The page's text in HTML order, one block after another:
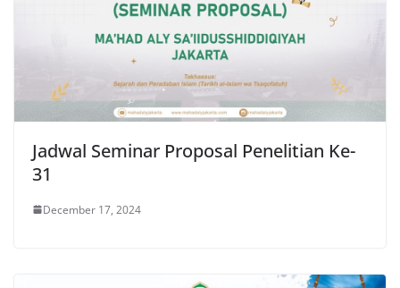
Jadwal Seminar Proposal Penelitian Ke-
31
December 17, 2024